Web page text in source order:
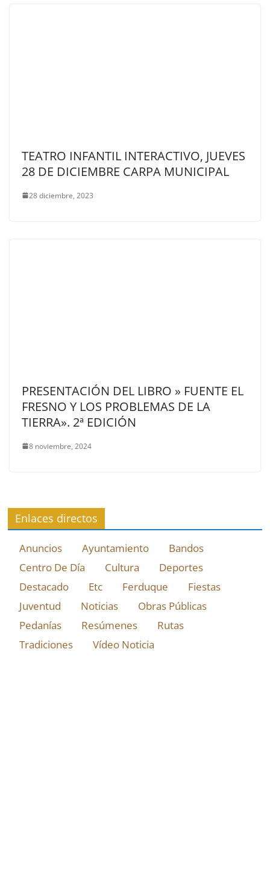
TEATRO INFANTIL INTERACTIVO, JUEVES
28 DE DICIEMBRE CARPA MUNICIPAL
28 diciembre, 2023
PRESENTACIÓN DEL LIBRO » FUENTE EL
FRESNO Y LOS PROBLEMAS DE LA
TIERRA». 2ª EDICIÓN
8 noviembre, 2024
Enlaces directos
Anuncios Ayuntamiento
Bandos
Centro De Día
Cultura
Deportes
Destacado
Etc Ferduque
Fiestas
Juventud
Noticias
Obras Públicas
Pedanías
Resúmenes
Rutas
Tradiciones
Vídeo Noticia